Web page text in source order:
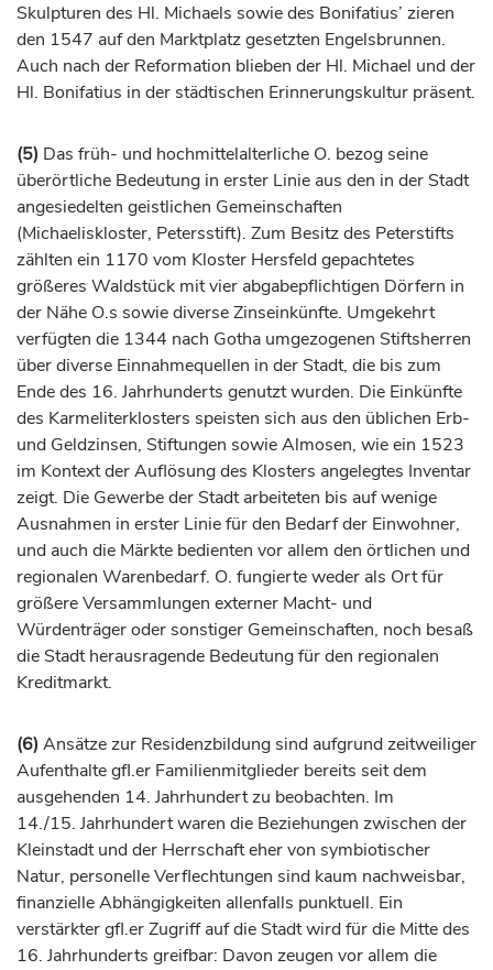
Skulpturen des Hl. Michaels sowie des Bonifatius’ zieren
den 1547 auf den Marktplatz gesetzten Engelsbrunnen.
Auch nach der Reformation blieben der Hl. Michael und der
Hl. Bonifatius in der städtischen Erinnerungskultur präsent.
(5) Das früh- und hochmittelalterliche O. bezog seine
überörtliche Bedeutung in erster Linie aus den in der Stadt
angesiedelten geistlichen Gemeinschaften
(Michaeliskloster, Petersstift). Zum Besitz des Peterstifts
zählten ein 1170 vom Kloster Hersfeld gepachtetes
größeres Waldstück mit vier abgabepflichtigen Dörfern in
der Nähe O.s sowie diverse Zinseinkünfte. Umgekehrt
verfügten die 1344 nach Gotha umgezogenen Stiftsherren
über diverse Einnahmequellen in der Stadt, die bis zum
Ende des 16. Jahrhunderts genutzt wurden. Die Einkünfte
des Karmeliterklosters speisten sich aus den üblichen Erb-
und Geldzinsen, Stiftungen sowie Almosen, wie ein 1523
im Kontext der Auflösung des Klosters angelegtes Inventar
zeigt. Die Gewerbe der Stadt arbeiteten bis auf wenige
Ausnahmen in erster Linie für den Bedarf der Einwohner,
und auch die Märkte bedienten vor allem den örtlichen und
regionalen Warenbedarf. O. fungierte weder als Ort für
größere Versammlungen externer Macht- und
Würdenträger oder sonstiger Gemeinschaften, noch besaß
die Stadt herausragende Bedeutung für den regionalen
Kreditmarkt.
(6) Ansätze zur Residenzbildung sind aufgrund zeitweiliger
Aufenthalte gfl.er Familienmitglieder bereits seit dem
ausgehenden 14. Jahrhundertzu beobachten. Im
14./15. Jahrhundertwaren die Beziehungen zwischen der
Kleinstadt und der Herrschaft eher von symbiotischer
Natur, personelle Verflechtungen sind kaum nachweisbar,
finanzielle Abhängigkeiten allenfalls punktuell. Ein
verstärkter gfl.er Zugriff auf die Stadt wird für die Mitte des
16. Jahrhunderts greifbar: Davon zeugen vor allem die